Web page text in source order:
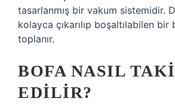
tasarlanmış bir vakum sistemidir.
kolayca çıkarılıp boşaltılabilen bir
toplanır.
BOFA NASIL
EDILIR?